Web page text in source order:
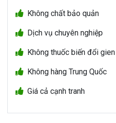
Không chất bảo quản
Dịch vụ chuyên nghiệp
Không thuốc biến đổi gien
Không hàng Trung Quốc
Giá cả cạnh tranh